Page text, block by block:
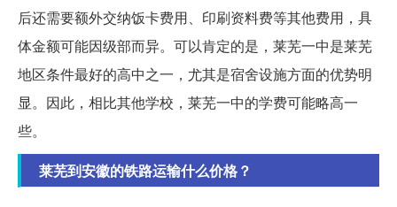
后还需要额外交纳饭卡费用、印刷资料费等其他费用，具
体金额可能因级部而异。可以肯定的是，莱芜一中是莱芜
地区条件最好的高中之一，尤其是宿舍设施方面的优势明
显。因此，相比其他学校，莱芜一中的学费可能略高一
些。
莱芜到安徽的铁路运输什么价格？